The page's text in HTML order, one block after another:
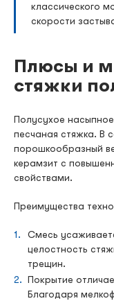
классического
скорости
Плюсы и
стяжки
Полусухое
песчаная стяжка. В
порошкообразный
керамзит с
свойствами.
Преимущества
Смесь
целостность
трещин.
Покрытие
Благодаря